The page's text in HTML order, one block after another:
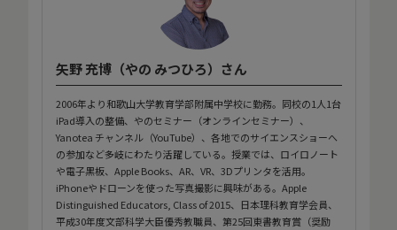
矢野 充博（やの みつひろ）さん
2006年より和歌山大学教育学部附属中学校に勤務。同校の1人1台
iPad導入の整備、やのセミナー（オンラインセミナー）、
Yanotea チャンネル（YouTube）、各地でのサイエンスショーへ
の参加など多岐にわたり活躍している。授業では、ロイロノート
や電子黒板、Apple Books、AR、VR、3Dプリンタを活用。
iPhoneやドローンを使った写真撮影に興味がある。Apple
Distinguished Educators, Class of 2015、日本理科教育学会員、
平成30年度文部科学大臣優秀教職員、第25回東書教育賞（奨励